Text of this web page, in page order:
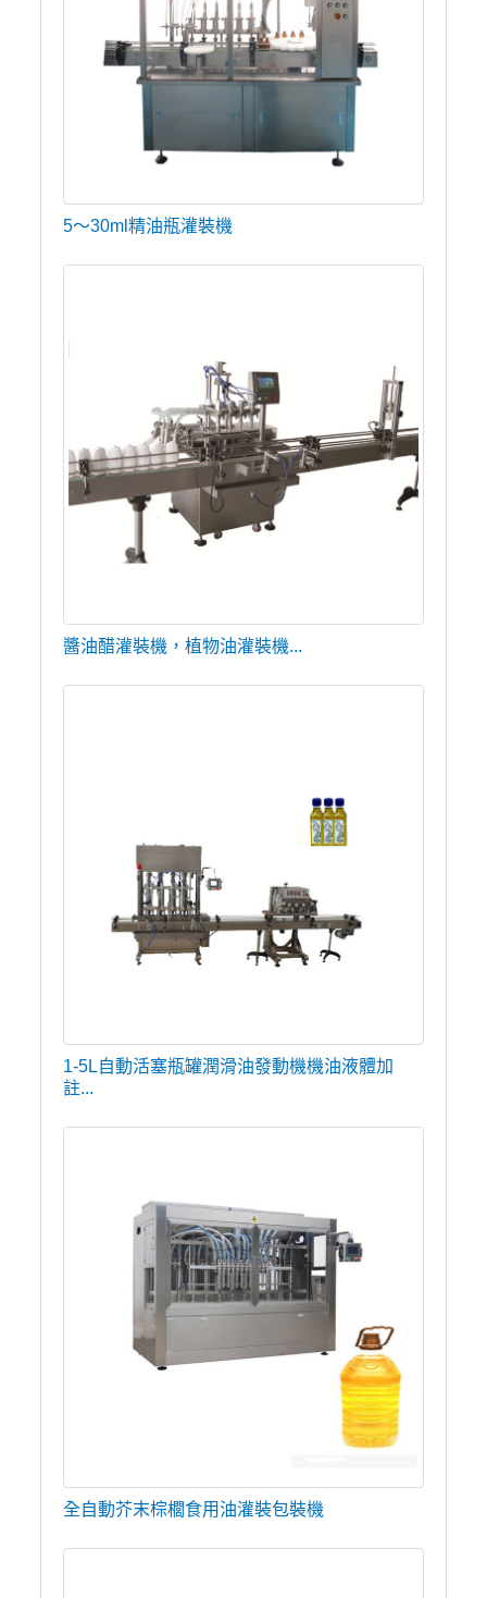
5〜30ml精油瓶灌裝機
醬油醋灌裝機，植物油灌裝機...
1-5L自動活塞瓶罐潤滑油發動機機油液體加
註...
全自動芥末棕櫚食用油灌裝包裝機